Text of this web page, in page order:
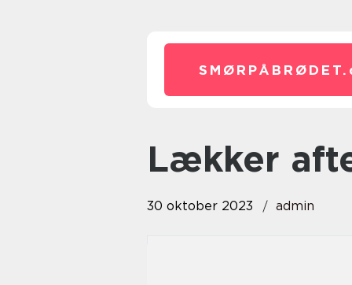
SMØRPÅBRØDET.
lækker
30 oktober 2023 admin